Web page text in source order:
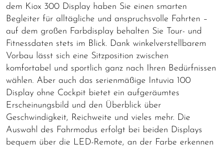
dem Kiox 300 Display haben Sie einen smarten
Begleiter für alltägliche und anspruchsvolle Fahrten –
auf dem großen Farbdisplay behalten Sie Tour- und
Fitnessdaten stets im Blick. Dank winkelverstellbarem
Vorbau lässt sich eine Sitzposition zwischen
komfortabel und sportlich ganz nach Ihren Bedürfnissen
wählen. Aber auch das serienmäßige Intuvia 100
Display ohne Cockpit bietet ein aufgeräumtes
Erscheinungsbild und den Überblick über
Geschwindigkeit, Reichweite und vieles mehr. Die
Auswahl des Fahrmodus erfolgt bei beiden Displays
bequem über die LED-Remote, an der Farbe erkennen